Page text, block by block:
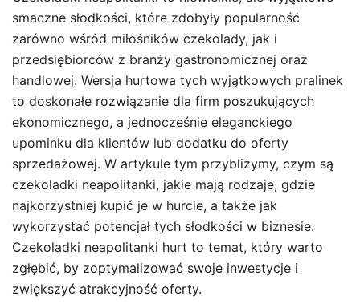
smaczne słodkości, które zdobyły popularność
zarówno wśród miłośników czekolady, jak i
przedsiębiorców z branży gastronomicznej oraz
handlowej. Wersja hurtowa tych wyjątkowych pralinek
to doskonałe rozwiązanie dla firm poszukujących
ekonomicznego, a jednocześnie eleganckiego
upominku dla klientów lub dodatku do oferty
sprzedażowej. W artykule tym przybliżymy, czym są
czekoladki neapolitanki, jakie mają rodzaje, gdzie
najkorzystniej kupić je w hurcie, a także jak
wykorzystać potencjał tych słodkości w biznesie.
Czekoladki neapolitanki hurt to temat, który warto
zgłębić, by zoptymalizować swoje inwestycje i
zwiększyć atrakcyjność oferty.